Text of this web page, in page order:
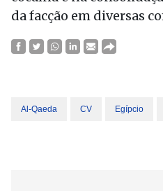
da facção em diversas
Al-Qaeda CV Egípcio